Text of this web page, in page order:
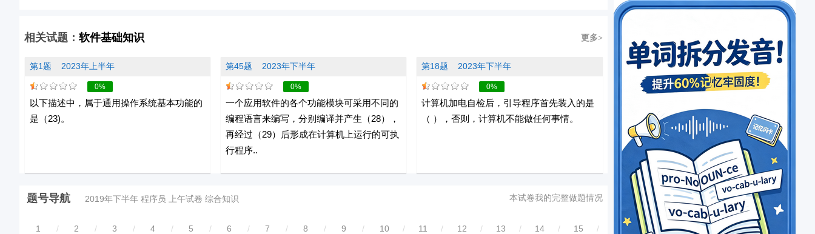
相关试题： 软件基础知识 更多>
第1题 2023年上半年
0%
以下描述中，属于通用操作系统基本功能的
是（23)。
第45题 2023年下半年
0%
一个应用软件的各个功能模块可采用不同的
编程语言来编写，分别编译并产生（28），
再经过（29）后形成在计算机上运行的可执
行程序..
第18题 2023年下半年
0%
计算机加电自检后，引导程序首先装入的是
（ ），否则，计算机不能做任何事情。
题号导航 2019年下半年 程序员 上午试卷 综合知识 本试卷我的完整做题情况
1 / 2 / 3 / 4 / 5 / 6 / 7 / 8 / 9 / 10 / 11 / 12 / 13 / 14 / 15 /